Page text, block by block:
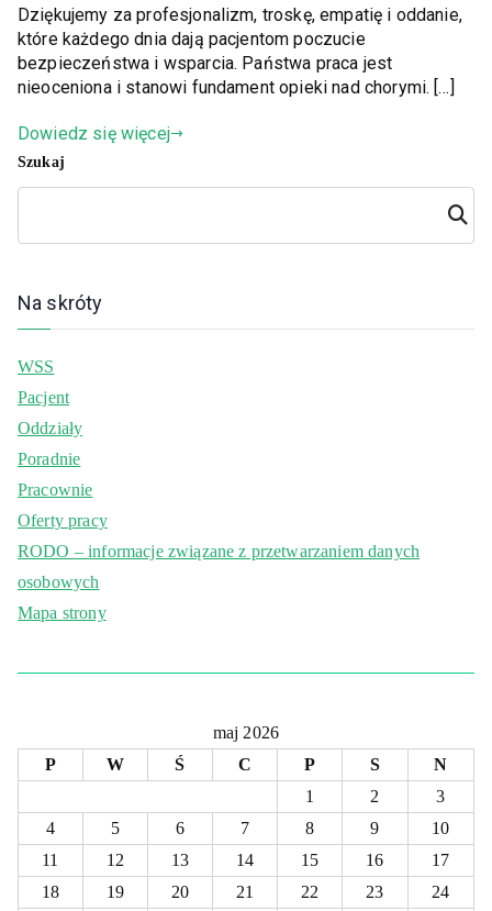
Dziękujemy za profesjonalizm, troskę, empatię i oddanie,
które każdego dnia dają pacjentom poczucie
bezpieczeństwa i wsparcia. Państwa praca jest
nieoceniona i stanowi fundament opieki nad chorymi. […]
Dowiedz się więcej
Szukaj
Szuka
j
Na skróty
WSS
Pacjent
Oddziały
Poradnie
Pracownie
Oferty pracy
RODO – informacje związane z przetwarzaniem danych
osobowych
Mapa strony
maj 2026
P
W Ś C P S
N
1
2
3
4
5 6 7 8 9
10
11
12 13 14 15 16
17
18
19 20 21 22 23
24